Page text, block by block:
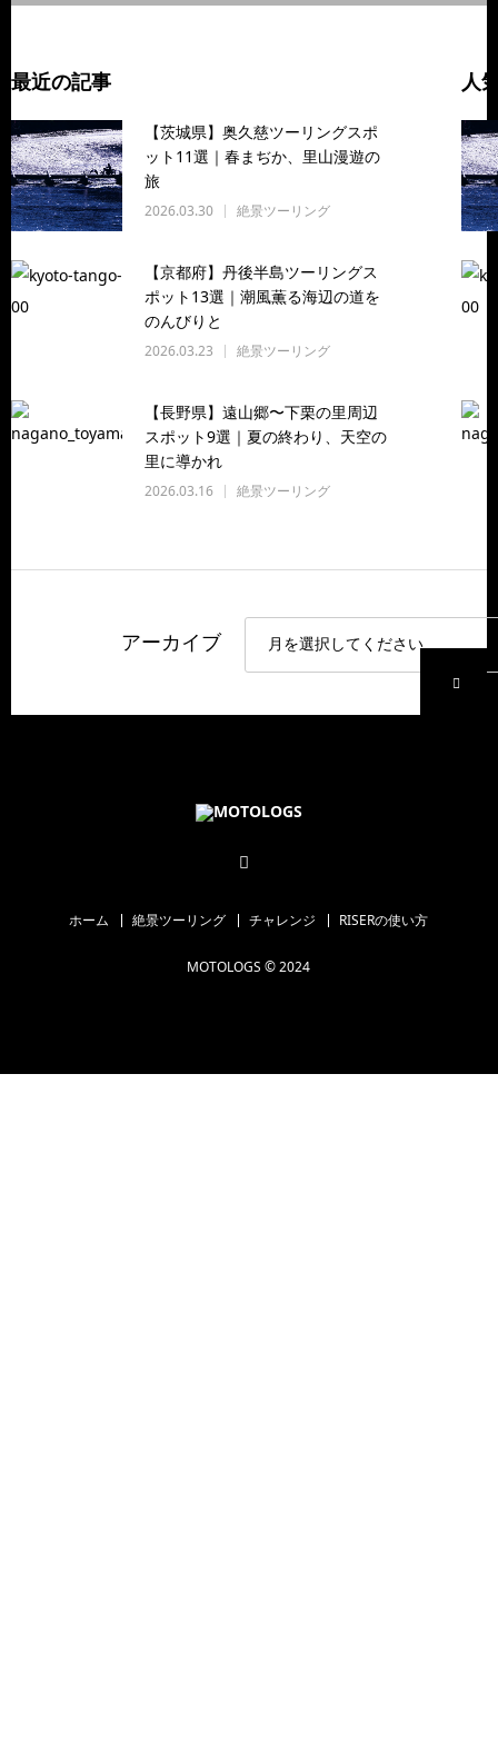
最近の記事
【茨城県】奥久慈ツーリングスポ
ット11選｜春まぢか、里山漫遊の
旅
2026.03.30 絶景ツーリング
【京都府】丹後半島ツーリングス
ポット13選｜潮風薫る海辺の道を
のんびりと
2026.03.23 絶景ツーリング
【長野県】遠山郷〜下栗の里周辺
スポット9選｜夏の終わり、天空の
里に導かれ
2026.03.16 絶景ツーリング
人
アーカイブ
ホーム 絶景ツーリング チャレンジ RISERの使い方
MOTOLOGS © 2024